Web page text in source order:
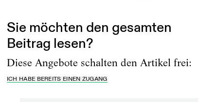
Sie möchten den gesamten
Beitrag lesen?
Diese Angebote schalten den Artikel frei:
ICH HABE BEREITS EINEN ZUGANG